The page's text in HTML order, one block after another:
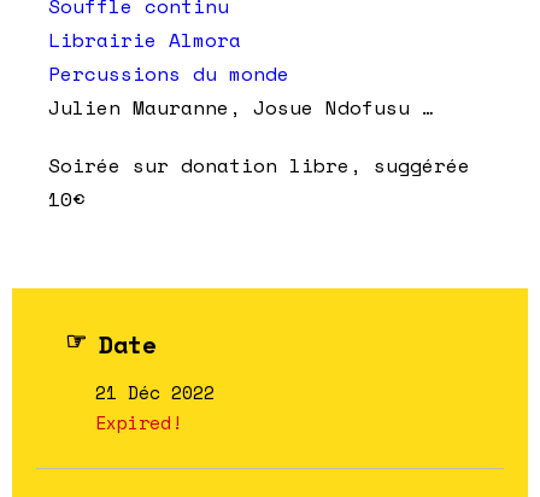
Souffle continu
Librairie Almora
Percussions du monde
Julien Mauranne, Josue Ndofusu …
Soirée sur donation libre, suggérée
10€
Date
21 Déc 2022
Expired!